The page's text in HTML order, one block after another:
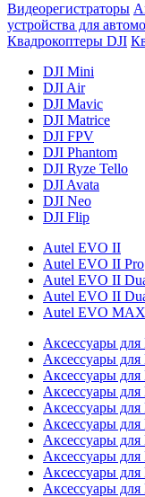
Видеорегистраторы
устройства для
Квадрокоптеры DJI
DJI Mini
DJI Air
DJI Mavic
DJI Matrice
DJI FPV
DJI Phantom
DJI Ryze Tello
DJI Avata
DJI Neo
DJI Flip
Autel EVO II
Autel EVO II Pro
Autel EVO II
Autel EVO II
Autel EVO
Аксессуары
Аксессуары
Аксессуары
Аксессуары
Аксессуары
Аксессуары
Аксессуары
Аксессуары
Аксессуары
Аксессуары для